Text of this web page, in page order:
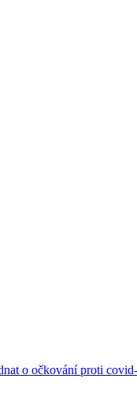
o očkování proti